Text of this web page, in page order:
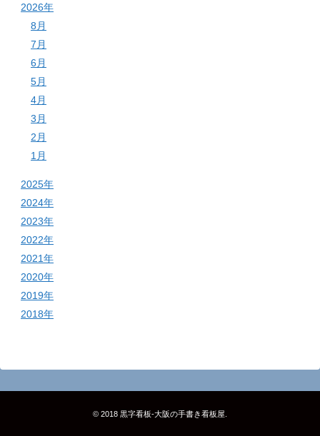
2026年
8月
7月
6月
5月
4月
3月
2月
1月
2025年
2024年
2023年
2022年
2021年
2020年
2019年
2018年
© 2018 黒字看板‐大阪の手書き看板屋